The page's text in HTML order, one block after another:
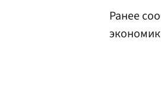
Ранее